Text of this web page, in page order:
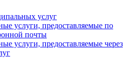
услуг
услуги, предоставляемые по
почты
услуги, предоставляемые через